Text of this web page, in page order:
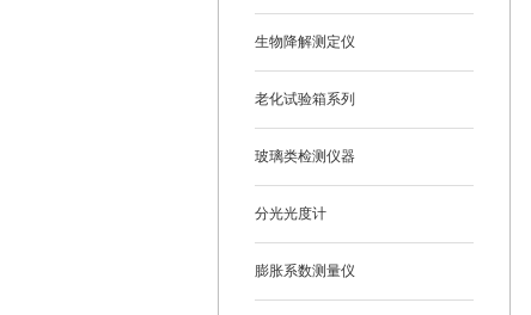
生物降解测定仪
老化试验箱系列
玻璃类检测仪器
分光光度计
膨胀系数测量仪